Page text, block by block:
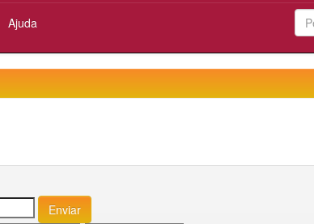
Ajuda